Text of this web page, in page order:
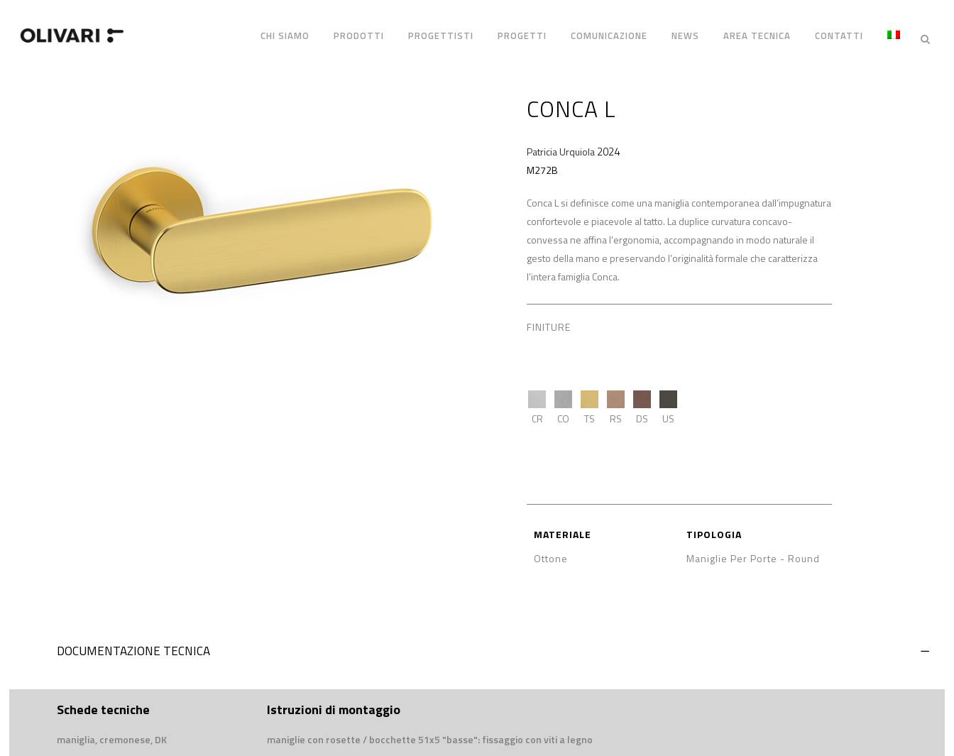
CHI SIAMO PRODOTTI PROGETTISTI PROGETTI COMUNICAZIONE NEWS AREA TECNICA CONTATTI
CONCA L
Patricia Urquiola2024
M272B
Conca L si definisce come una maniglia contemporanea dall’impugnatura
confortevole e piacevole al tatto. La duplice curvatura concavo-
convessa ne affina l’ergonomia, accompagnando in modo naturale il
gesto della mano e preservando l’originalità formale che caratterizza
l’intera famiglia Conca.
FINITURE
CR CO TS RS DS US
MATERIALE
Ottone
TIPOLOGIA
Maniglie Per Porte - Round
DOCUMENTAZIONE TECNICA
Schede tecniche
maniglia, cremonese, DK
Istruzioni di montaggio
maniglie con rosette / bocchette 51x5 "basse": fissaggio con viti a legno